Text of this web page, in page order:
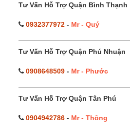
Tư Vấn Hỗ Trợ Quận Bình Thạnh
0932377972 - Mr - Quý
Tư Vấn Hỗ Trợ Quận Phú Nhuận
0908648509 - Mr - Phước
Tư Vấn Hỗ Trợ Quận Tân Phú
0904942786 - Mr - Thông